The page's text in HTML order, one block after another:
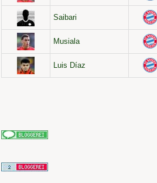
Saibari
Musiala
Luis Díaz